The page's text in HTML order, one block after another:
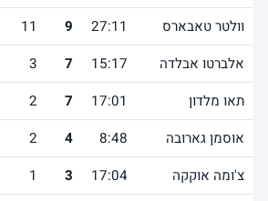
וולטר טאבארס
27:11
9
11
אלברטו אבלדה
15:17
7
3
תאו מלדון
17:01
7
2
אוסמן גארובה
8:48
4
2
צ'ומה אוקקה
17:04
3
1